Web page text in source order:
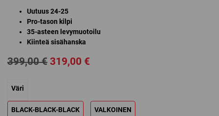
Uutuus 24-25
Pro-tason kilpi
35-asteen levymuotoilu
Kiinteä sisähanska
399,00€ Alkuperäinen
399,00 €.
319,00 €
319,00 €.
Väri
BLACK-BLACK-BLACK VALKOINEN